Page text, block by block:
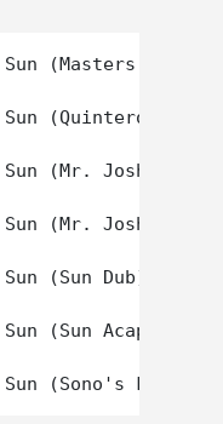
(Masters At
(Quintero Beats)
(Mr. Joshua's
(Mr. Joshua's
(Sun Dub)
(Sun Acapella)